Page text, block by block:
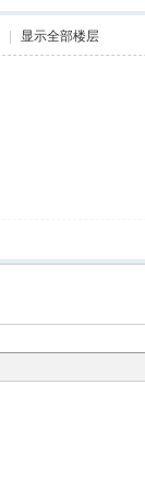
显示全部楼层